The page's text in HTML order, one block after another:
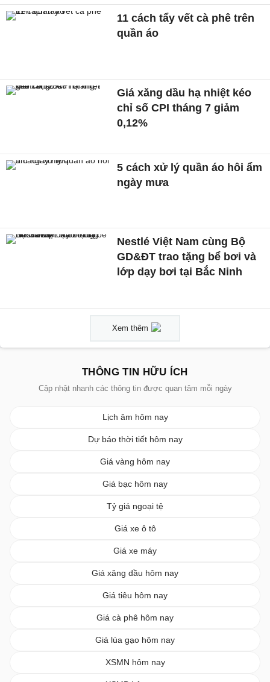
11 cách tẩy vết cà phê trên
quần áo
Giá xăng dầu hạ nhiệt kéo
chỉ số CPI tháng 7 giảm
0,12%
5 cách xử lý quần áo hôi ẩm
ngày mưa
Nestlé Việt Nam cùng Bộ
GD&ĐT trao tặng bể bơi và
lớp dạy bơi tại Bắc Ninh
Xem thêm
THÔNG TIN HỮU ÍCH
Cập nhật nhanh các thông tin được quan tâm mỗi ngày
Lịch âm hôm nay
Dự báo thời tiết hôm nay
Giá vàng hôm nay
Giá bạc hôm nay
Tỷ giá ngoại tệ
Giá xe ô tô
Giá xe máy
Giá xăng dầu hôm nay
Giá tiêu hôm nay
Giá cà phê hôm nay
Giá lúa gạo hôm nay
XSMN hôm nay